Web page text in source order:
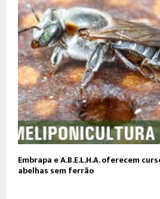
Embrapa e A.B.E.L.H.A. oferecem
abelhas sem ferrão